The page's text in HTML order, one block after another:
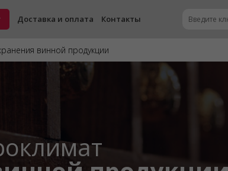
Доставка и оплата Контакты
винной продукции